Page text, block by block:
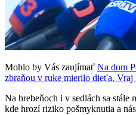
Mohlo by Vás zaujímať Na dom
zbraňou v ruke mierilo dieťa. Vraj
Na hrebeňoch i v sedlách sa stále
kde hrozí riziko pošmyknutia a